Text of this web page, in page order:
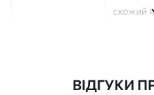
схожий
ВІДГУКИ